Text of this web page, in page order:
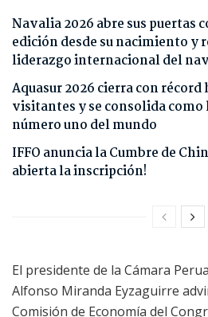
Navalia 2026 abre sus puertas
edición desde su nacimiento y
liderazgo internacional del
Aquasur 2026 cierra con
visitantes y se consolida como
número uno del mundo
IFFO anuncia la Cumbre de
abierta la inscripción!
El presidente de la Cámara
Alfonso Miranda Eyzaguirre
Comisión de Economía del